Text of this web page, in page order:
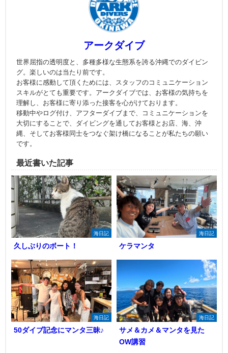
アークダイブ
世界屈指の透明度と、多種多様な生態系を誇る沖縄でのダイビン
グ。楽しいのは当たり前です。
お客様に感動して頂くためには、スタッフのコミュニケーション
スキルがとても重要です。アークダイブでは、お客様の気持ちを
理解し、お客様に寄り添った接客を心がけております。
移動中やログ付け、アフターダイブまで、コミュニケーションを
大切にすることで、ダイビングを通してお客様とお店、海、沖
縄、そしてお客様同士をつなぐ架け橋になることが私たちの願い
です。
最近書いた記事
海日記
久しぶりのボート！
海日記
ケラマンタ
海日記
50ダイブ記念にマンタ三昧♪
海日記
サメ＆カメ＆マンタを見た
OW講習